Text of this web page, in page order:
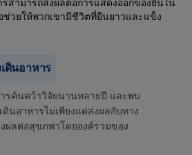
สามารถส่งผลต่อการแสดงออกของยีนใน
ช่วยให้พวกเขามีชีวิตที่ยืนยาวและแข็ง
ดินอาหาร
รค้นคว้าวิจัยนานหลายปี และพบ
นอาหารไม่เพียงแต่ส่งผลกับทาง
ผลต่อสุขภพาโดยองค์รวมของ